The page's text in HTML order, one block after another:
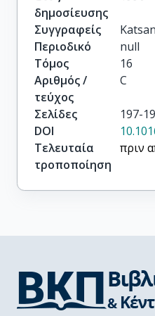
δημοσίευσης
Συγγραφείς
Περιοδικό
null
Τόμος
16
Αριθμός /
τεύχος
C
Σελίδες
197-
DOI
Τελευταία
τροποποίηση
πριν